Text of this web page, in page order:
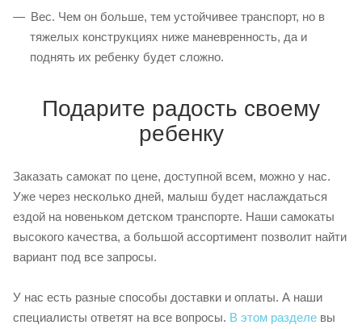
Вес. Чем он больше, тем устойчивее транспорт, но в
тяжелых конструкциях ниже маневренность, да и
поднять их ребенку будет сложно.
Подарите радость своему
ребенку
Заказать самокат по цене, доступной всем, можно у нас.
Уже через несколько дней, малыш будет наслаждаться
ездой на новеньком детском транспорте. Наши самокаты
высокого качества, а большой ассортимент позволит найти
вариант под все запросы.
У нас есть разные способы доставки и оплаты. А наши
специалисты ответят на все вопросы. В этом разделе вы